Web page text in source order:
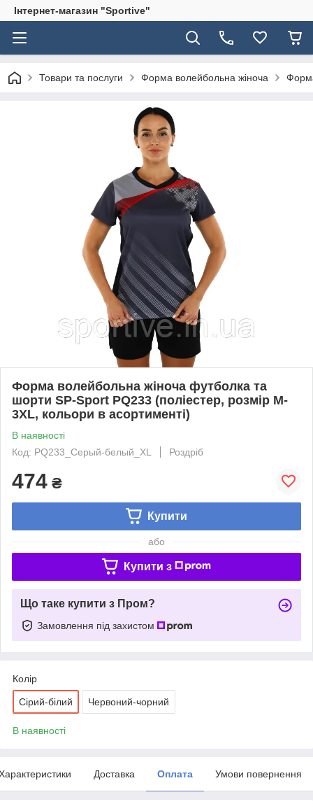
Інтернет-магазин "Sportive"
Товари та послуги Форма волейбольна жіноча
Форма волейбольна жіноча футболка та
шорти SP-Sport PQ233 (поліестер, розмір M-
3XL, кольори в асортименті)
В наявності
Код: PQ233_Серый-белый_XL
Роздріб
474 ₴
Купити
або
Купити з
Що таке купити з Пром?
Замовлення під захистом
Колір
Сірий-білий Червоний-чорний
В наявності
Доставка Оплата Умови повернення